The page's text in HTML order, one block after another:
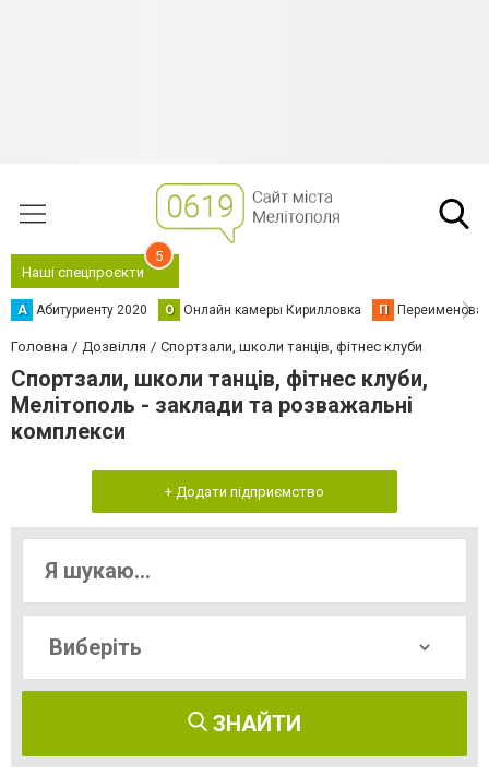
Наші спецпроєкти
5
А Абитуриенту 2020 О Онлайн камеры Кирилловка П
Головна Дозвілля Спортзали, школи танців, фітнес клуби
Спортзали, школи танців, фітнес клуби,
Мелітополь - заклади та розважальні
комплекси
+ Додати підприємство
ЗНАЙТИ